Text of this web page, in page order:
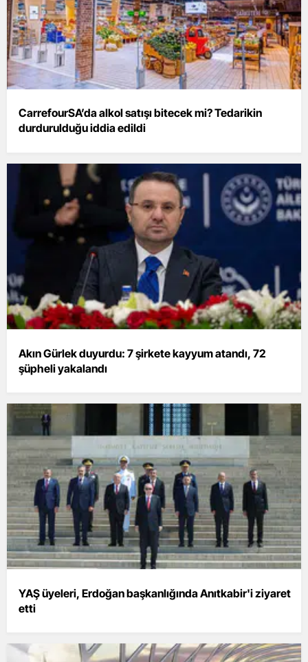
CarrefourSA’da alkol satışı bitecek mi? Tedarikin
durdurulduğu iddia edildi
Akın Gürlek duyurdu: 7 şirkete kayyum atandı, 72
şüpheli yakalandı
YAŞ üyeleri, Erdoğan başkanlığında Anıtkabir'i ziyaret
etti